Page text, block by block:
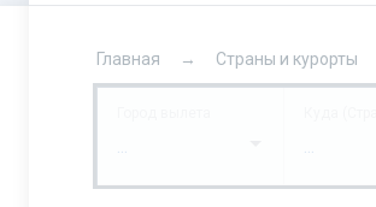
Главная Страны и курорты
... ...